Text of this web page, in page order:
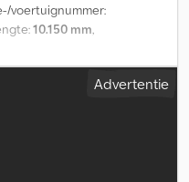
voertuignummer:
10.150 mm
= Djdpfx Akszp
voor = Aanvullende
Advertentie